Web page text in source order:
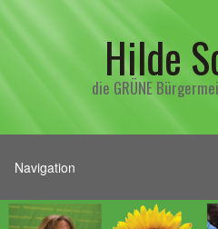
Hilde
die GRÜNE